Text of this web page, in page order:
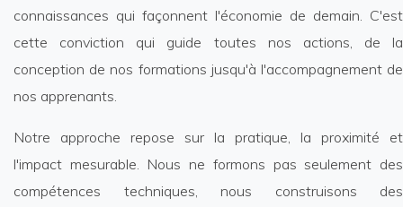
connaissances qui façonnent l'économie de demain. C'est
cette conviction qui guide toutes nos actions, de la
conception de nos formations jusqu'à l'accompagnement de
nos apprenants.
Notre approche repose sur la pratique, la proximité et
l'impact mesurable. Nous ne formons pas seulement des
compétences techniques, nous construisons des